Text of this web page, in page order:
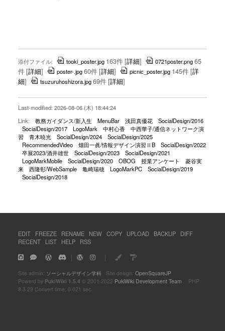
添付ファイル: tooki_poster.jpg 163件[詳細] 0721poster.png65
件[詳細] poster-.jpg60件[詳細] picnic_poster.jpg 145件[詳
細] tsuzuruhoshizora.jpg69件[詳細]
Last-modified: 2026-08-06 (木) 18:44:24
Link:
教務ガイダンス/新入生 MenuBar 浅田真優花
SocialDesign/2016
SocialDesign/2017
LogoMark 中村心香
中西華子/通信ネットワーク演
習
青木暁光 SocialDesign/2024
SocialDesign/2025
RecommendedVideo
畑田一眞/情報デザイン演習ⅡB
SocialDesign/2022
卒展2023/酒井雄世
SocialDesign/2023
SocialDesign/2021
LogoMarkMobile
SocialDesign/2020 OBOG 授業アンケート
菱谷実
来
西隆彰/WebSample 亀崎瑞穂 LogoMarkPC
SocialDesign/2019
SocialDesign/2018
EDIT FREEZE RENAME NEW COPY UPLOAD BACKUP
DIFF
RECENT
LIST HELP RSS
｜ ｜
Site admin: ソーシャルデザイン学科Site design: OpenSquareJP
Powerd by PukiWiki 1.5.4 © 2001-2022 PukiWiki Development Team PHP
8.3.29 Convert time: 0.021 sec.